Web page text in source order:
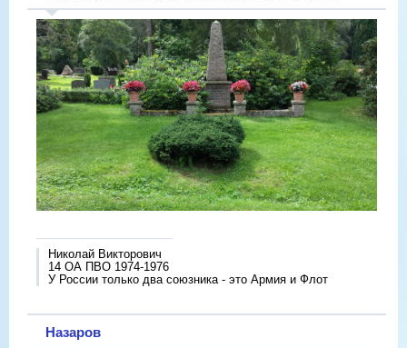
Николай Викторович
14 ОА ПВО 1974-1976
У России только два союзника - это Армия и Флот
Назаров